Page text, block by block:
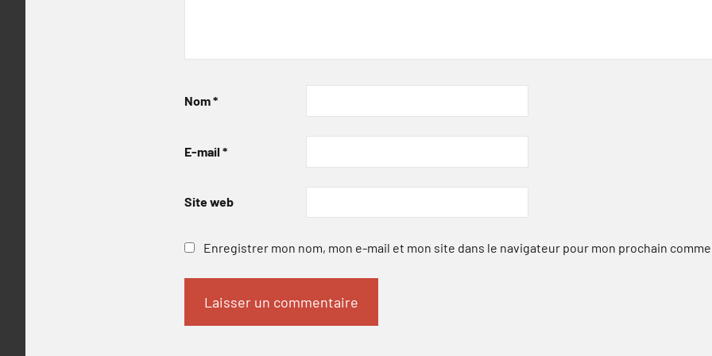
Nom*
E-mail *
Site web
Enregistrer mon nom, mon e-mail et mon site dans le navigateur pour mon prochain